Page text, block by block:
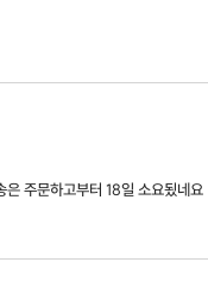
은 주문하고부터 18일 소요됬네요